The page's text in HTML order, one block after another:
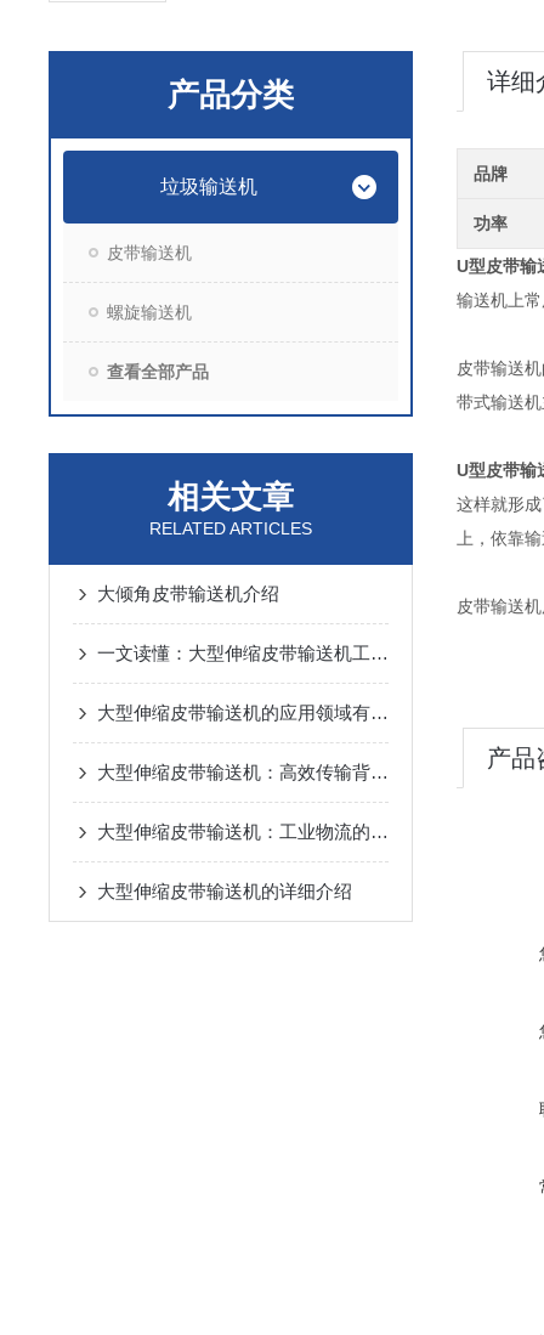
产品分类
垃圾输送机
皮带输送机
螺旋输送机
查看全部产品
相关文章
RELATED ARTICLES
大倾角皮带输送机介绍
一文读懂：大型伸缩皮带输送机工作原理与优势
大型伸缩皮带输送机的应用领域有哪些？
大型伸缩皮带输送机：高效传输背后的秘密
大型伸缩皮带输送机：工业物流的“智能动脉”
大型伸缩皮带输送机的详细介绍
详细
品牌
功率
U型皮带输
输送机上
皮带输送
带式输送
U型皮带输
这样就形
上
皮带输送
产品